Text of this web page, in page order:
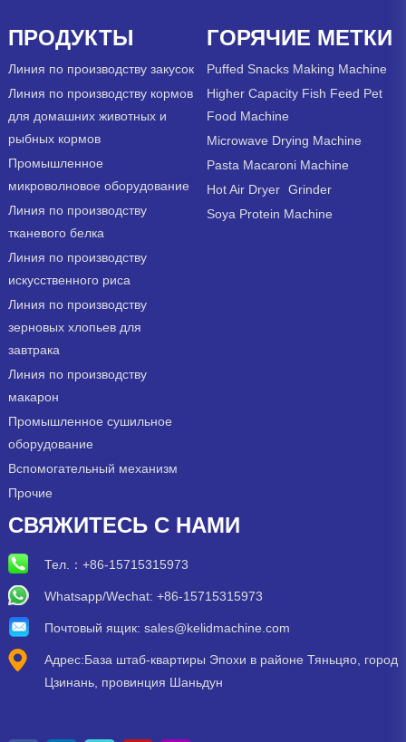
ПРОДУКТЫ
Линия по производству закусок
Линия по производству кормов
для домашних животных и
рыбных кормов
Промышленное
микроволновое оборудование
Линия по производству
тканевого белка
Линия по производству
искусственного риса
Линия по производству
зерновых хлопьев для
завтрака
Линия по производству
макарон
Промышленное сушильное
оборудование
Вспомогательный механизм
Прочие
ГОРЯЧИЕ МЕТКИ
Puffed Snacks Making Machine
Higher Capacity Fish Feed Pet
Food Machine
Microwave Drying Machine
Pasta Macaroni Machine
Hot Air Dryer Grinder
Soya Protein Machine
СВЯЖИТЕСЬ С НАМИ
Тел.： +86-15715315973
Whatsapp/Wechat: +86-15715315973
Почтовый ящик: sales@kelidmachine.com
Адрес:База штаб-квартиры Эпохи в районе Тяньцяо, город
Цзинань, провинция Шаньдун